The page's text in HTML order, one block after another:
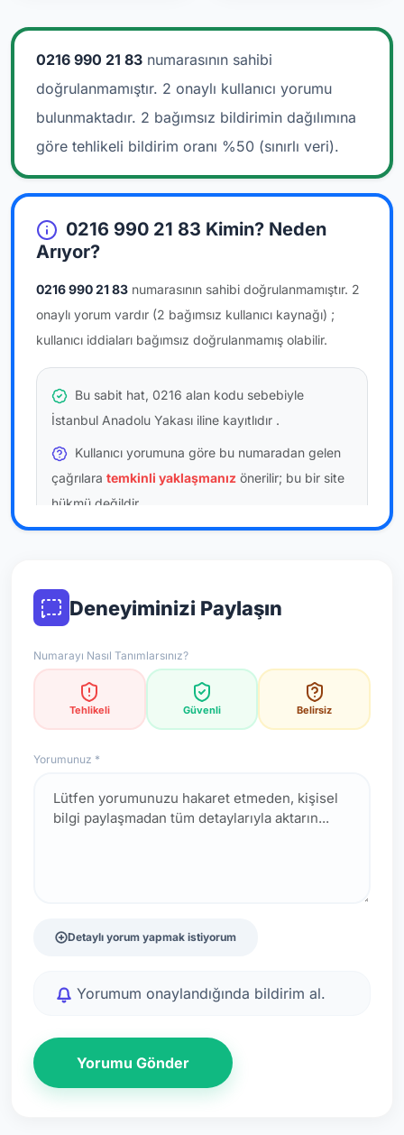
0216 990 21 83 numarasının sahibi
doğrulanmamıştır. 2 onaylı kullanıcı yorumu
bulunmaktadır. 2 bağımsız bildirimin dağılımına
göre tehlikeli bildirim oranı %50 (sınırlı veri).
0216 990 21 83 Kimin? Neden
Arıyor?
0216 990 21 83 numarasının sahibi doğrulanmamıştır. 2
onaylı yorum vardır (2 bağımsız kullanıcı kaynağı) ;
kullanıcı iddiaları bağımsız doğrulanmamış olabilir.
Bu sabit hat, 0216 alan kodu sebebiyle
İstanbul Anadolu Yakası iline kayıtlıdır .
Kullanıcı yorumuna göre bu numaradan gelen
çağrılara temkinli yaklaşmanız önerilir; bu bir site
hükmü değildir.
Bu bilgiler onaylı kullanıcı bildirimlerine dayanır;
*Not: Değerlendirmeler onaylı kullanıcı yorumlarına göre
Deneyiminizi Paylaşın
Numarayı Nasıl Tanımlarsınız?
Tehlikeli Güvenli Belirsiz
Yorumunuz *
Detaylı yorum yapmak istiyorum
Yorumum onaylandığında bildirim al.
Yorumu Gönder